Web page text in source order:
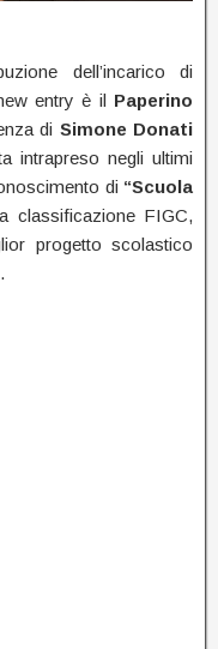
dell’incarico di
entry è il Paperino
di Simone Donati
intrapreso negli ultimi
di “Scuola
classificazione FIGC,
progetto scolastico